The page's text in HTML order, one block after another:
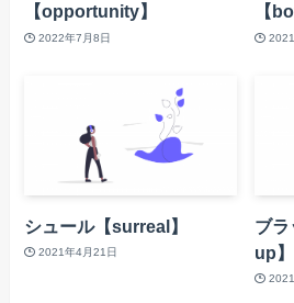
【opportunity】
2022年7月8日
【
シュール【surreal】
2021年4月21日
ブ
up】